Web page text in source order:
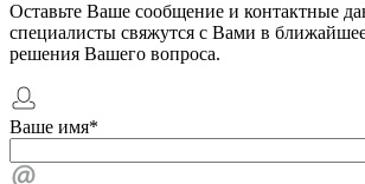
Оставьте Ваше сообщение и контактные
специалисты свяжутся с Вами в
решения Вашего вопроса.
Ваше имя*